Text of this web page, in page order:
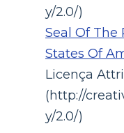
y/2.0/)
Seal Of The
States Of
Licença
(http://
y/2.0/)